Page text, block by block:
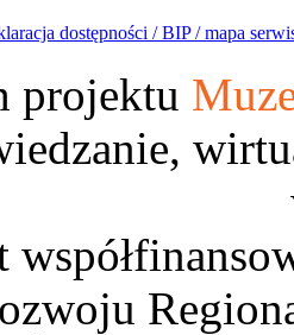
dostępności /BIP /mapa
projektu